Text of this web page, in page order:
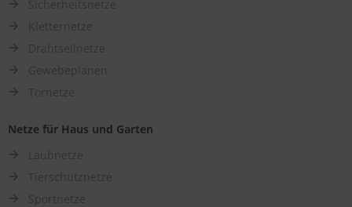
Netze für Haus und Garten